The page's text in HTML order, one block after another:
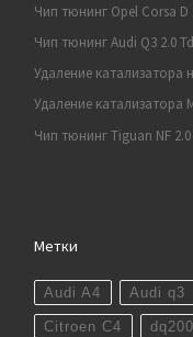
Чип тюнинг Opel Corsa D
Чип тюнинг Audi Q3 2.0
Удаление катализатора
Удаление катализатора
Чип тюнинг Tiguan NF 2.0
Метки
Audi A4 Audi q3
Citroen C4 dq200